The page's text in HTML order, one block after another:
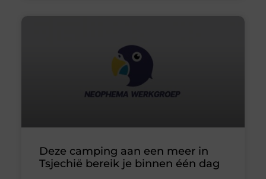
Deze camping aan een meer in
Tsjechië bereik je binnen één dag